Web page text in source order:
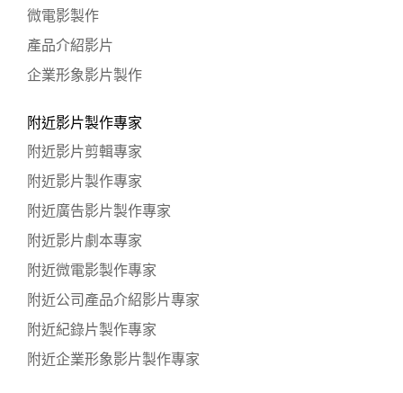
微電影製作
產品介紹影片
企業形象影片製作
附近影片製作專家
附近影片剪輯專家
附近影片製作專家
附近廣告影片製作專家
附近影片劇本專家
附近微電影製作專家
附近公司產品介紹影片專家
附近紀錄片製作專家
附近企業形象影片製作專家